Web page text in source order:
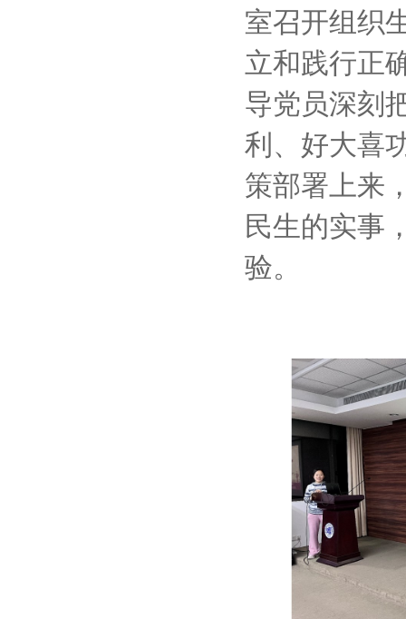
室召开组织
立和践行正
导党员深刻
利、好大喜
策部署上来
民生的实事
验。